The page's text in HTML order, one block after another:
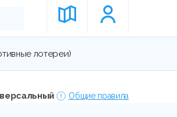
лотереи)
Общие правила